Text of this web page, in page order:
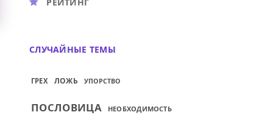
СЛУЧАЙНЫЕ ТЕМЫ
ГРЕХ ЛОЖЬ УПОРСТВО
ПОСЛОВИЦА НЕОБХОДИМОСТЬ